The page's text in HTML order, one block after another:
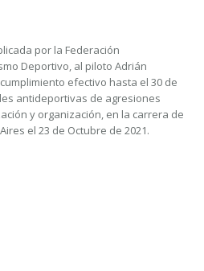
por la Federación
Deportivo, al piloto Adrián
efectivo hasta el 30 de
antideportivas de agresiones
y organización, en la carrera de
el 23 de Octubre de 2021.